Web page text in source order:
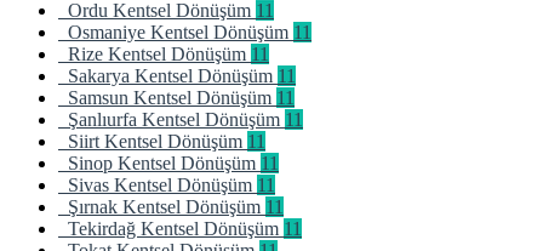
Ordu Kentsel Dönüşüm 11
Osmaniye Kentsel Dönüşüm 11
Rize Kentsel Dönüşüm 11
Sakarya Kentsel Dönüşüm 11
Samsun Kentsel Dönüşüm 11
Şanlıurfa Kentsel Dönüşüm 11
Siirt Kentsel Dönüşüm 11
Sinop Kentsel Dönüşüm 11
Sivas Kentsel Dönüşüm 11
Şırnak Kentsel Dönüşüm 11
Tekirdağ Kentsel Dönüşüm 11